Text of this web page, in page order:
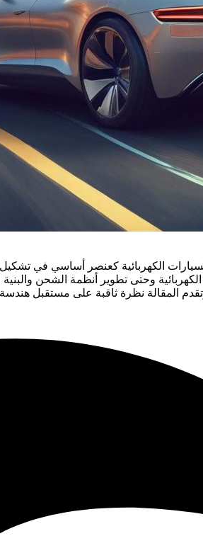
الكهربائية كعنصر أساسي في
وحتى تطوير أنظمة الشحن
المقالة نظرة ثاقبة على مستقبل